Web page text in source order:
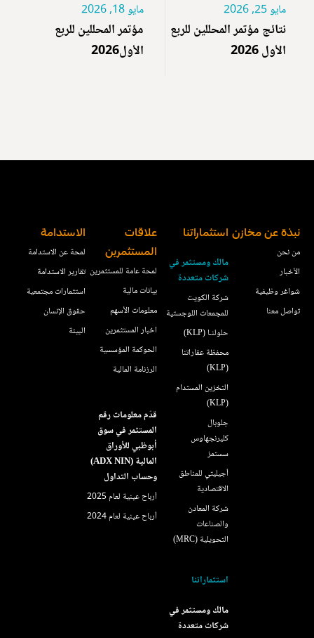
مايو 25, 2026
نتائج مؤتمر المحللين للربع
الأول 2026
مايو 18, 2026
مؤتمر المحللين للربع
الأول2026
نبذة عن مخازن
من نحن
الأخبار
شواغر وظيفية
تواصل معنا
استثماراتنا
مالك ومستثمر في
شركات متعددة
شركة الكويت
للمجمعات اللوجستية
حلولنـا (KLP)
محفظة عقاراتنا
(KLP)
التخزين المستدام
(KLP)
جلوبال
كليرنجهاوس
سستمز
أجيليتي للمناطق
الاقتصادية
شركة المعادن
والصناعات
التحويلية (MRC)
استثماراتنا
مالك ومستثمر في
شركات متعددة
علاقات
المستثمرين
لمحة عامة للمستثمرين
بيانات مالية
معلومات الأسهم
اخبار المستثمرين
الحوكمة المؤسسية
الرزنامة المالية
قدّم معلومات رقم
المستثمر في سوق
أبوظبي للأوراق
المالية (ADX NIN)
وحساب التداول
أرباح عينية لعام 2025
أرباح عينية لعام 2024
الاستدامة
لمحة عن الاستدامة
تقارير الاستدامة
استثمارات مجتمعية
حقوق الإنسان
البيئة